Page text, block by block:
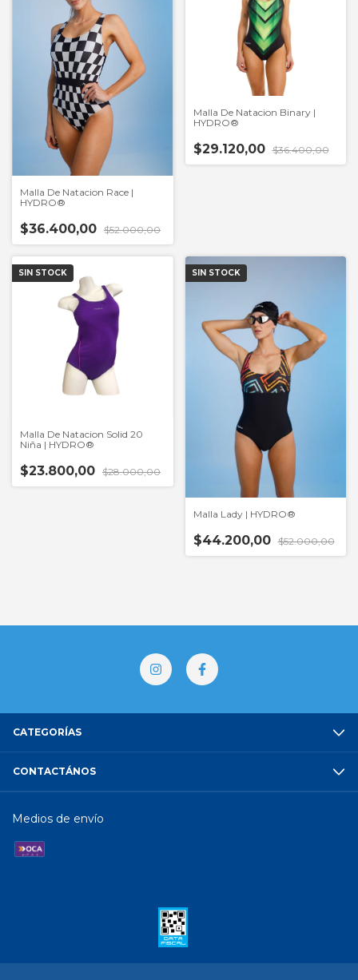
Malla De Natacion Race |
HYDRO®
$36.400,00 $52.000,00
Malla De Natacion Binary |
HYDRO®
$29.120,00 $36.400,00
SIN STOCK
Malla De Natacion Solid 20
Niña | HYDRO®
$23.800,00 $28.000,00
SIN STOCK
Malla Lady | HYDRO®
$44.200,00 $52.000,00
CATEGORÍAS
CONTACTÁNOS
Medios de envío